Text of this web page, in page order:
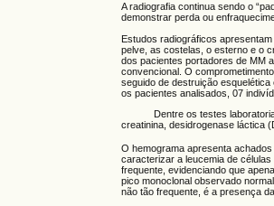
A radiografia continua sendo o
demonstrar perda ou
Estudos radiográficos
pelve, as costelas, o esterno e o
dos pacientes portadores de MM
convencional. O
seguido de destruição
os pacientes analisados, 07
Dentre os testes laboratoriais
creatinina, desidrogenase láctica
O hemograma apresenta
caracterizar a leucemia de
frequente, evidenciando que
pico monoclonal observado
não tão frequente, é a presença